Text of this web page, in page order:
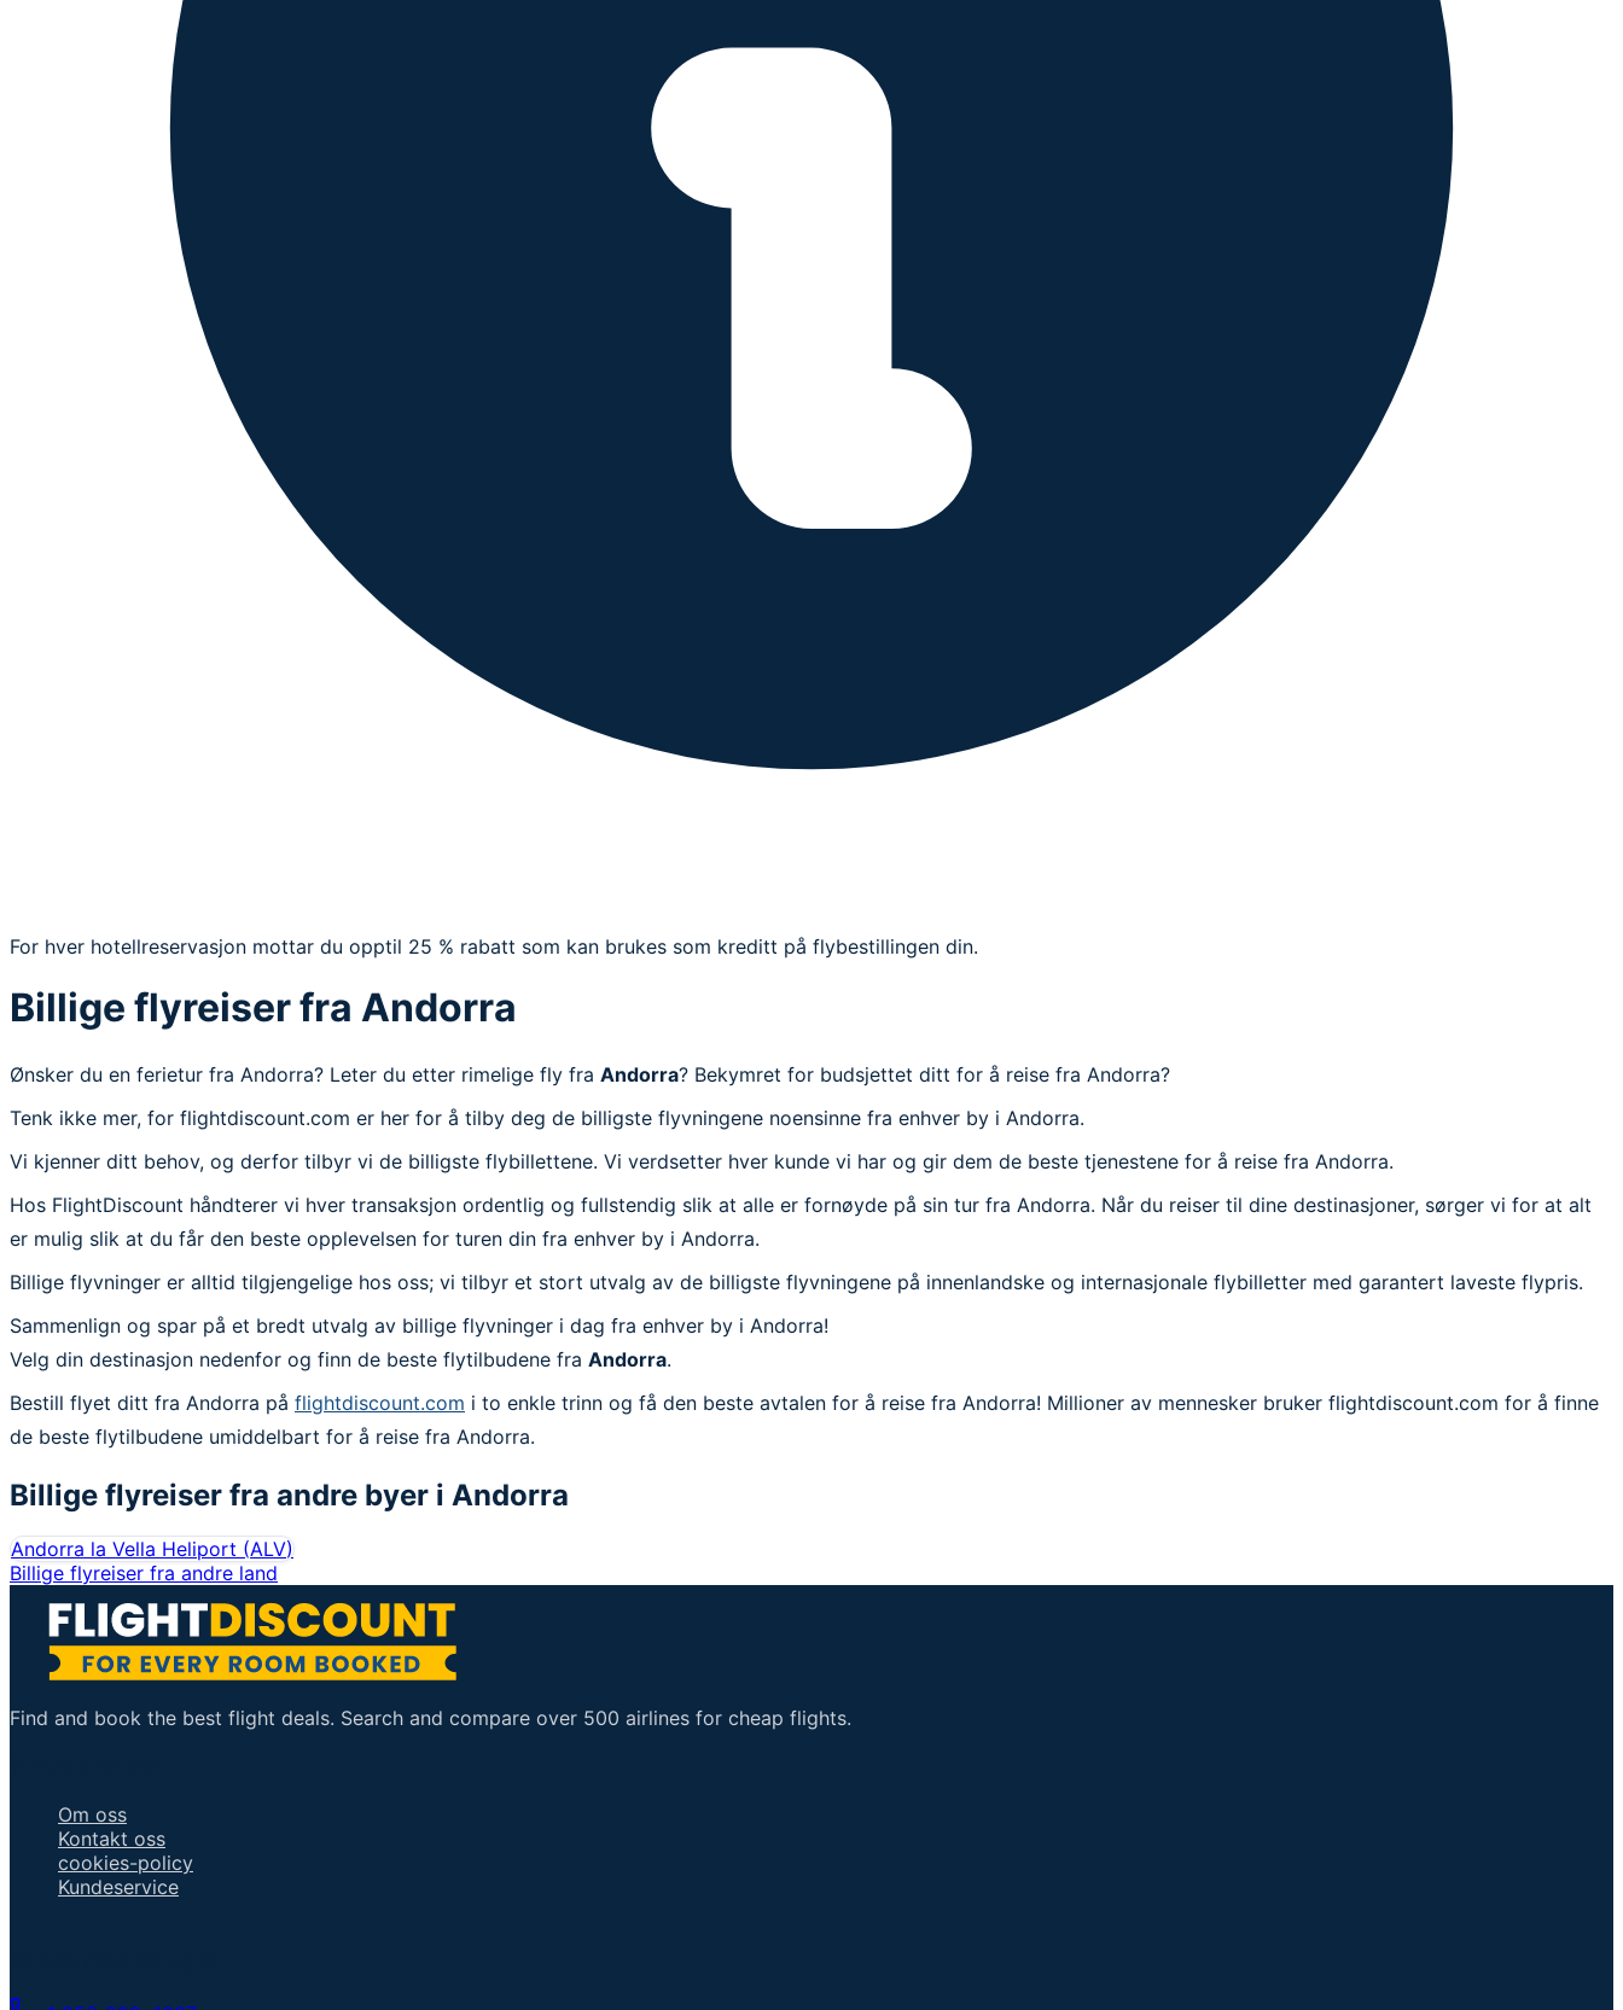
For hver hotellreservasjon mottar du opptil 25 % rabatt som kan brukes som kreditt på flybestillingen din.
Billige flyreiser fra Andorra
Ønsker du en ferietur fra Andorra? Leter du etter rimelige fly fra Andorra? Bekymret for budsjettet ditt for å reise fra Andorra?
Tenk ikke mer, for flightdiscount.com er her for å tilby deg de billigste flyvningene noensinne fra enhver by i Andorra.
Vi kjenner ditt behov, og derfor tilbyr vi de billigste flybillettene. Vi verdsetter hver kunde vi har og gir dem de beste tjenestene for å reise fra Andorra.
Hos FlightDiscount håndterer vi hver transaksjon ordentlig og fullstendig slik at alle er fornøyde på sin tur fra Andorra. Når du reiser til dine destinasjoner, sørger vi for at alt
er mulig slik at du får den beste opplevelsen for turen din fra enhver by i Andorra.
Billige flyvninger er alltid tilgjengelige hos oss; vi tilbyr et stort utvalg av de billigste flyvningene på innenlandske og internasjonale flybilletter med garantert laveste flypris.
Sammenlign og spar på et bredt utvalg av billige flyvninger i dag fra enhver by i Andorra!
Velg din destinasjon nedenfor og finn de beste flytilbudene fra Andorra.
Bestill flyet ditt fra Andorra på flightdiscount.com i to enkle trinn og få den beste avtalen for å reise fra Andorra! Millioner av mennesker bruker flightdiscount.com for å finne
de beste flytilbudene umiddelbart for å reise fra Andorra.
Billige flyreiser fra andre byer i Andorra
Andorra la Vella Heliport (ALV)
Billige flyreiser fra andre land
Find and book the best flight deals. Search and compare over 500 airlines for cheap flights.
Om oss
Kontakt oss
cookies-policy
Kundeservice